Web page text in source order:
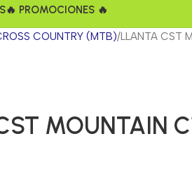
🔥 PROMOCIONES 🔥
COUNTRY (MTB) LLANTA CST
MOUNTAIN